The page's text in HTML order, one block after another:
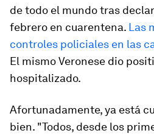
de todo el mundo tras
febrero en cuarentena. Las
controles policiales en las
El mismo Veronese dio
hospitalizado.
Afortunadamente, ya está
bien. "Todos, desde los